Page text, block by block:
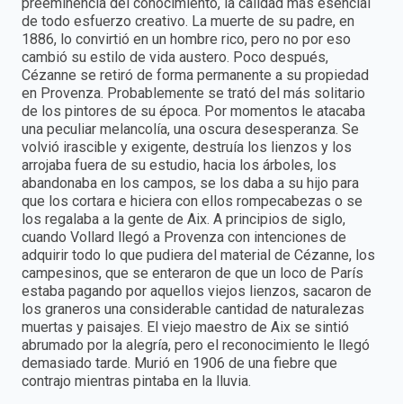
de todo esfuerzo creativo. La muerte de su padre, en
1886, lo convirtió en un hombre rico, pero no por eso
cambió su estilo de vida austero. Poco después,
Cézanne se retiró de forma permanente a su propiedad
en Provenza. Probablemente se trató del más solitario
de los pintores de su época. Por momentos le atacaba
una peculiar melancolía, una oscura desesperanza. Se
volvió irascible y exigente, destruía los lienzos y los
arrojaba fuera de su estudio, hacia los árboles, los
abandonaba en los campos, se los daba a su hijo para
que los cortara e hiciera con ellos rompecabezas o se
los regalaba a la gente de Aix. A principios de siglo,
cuando Vollard llegó a Provenza con intenciones de
adquirir todo lo que pudiera del material de Cézanne, los
campesinos, que se enteraron de que un loco de París
estaba pagando por aquellos viejos lienzos, sacaron de
los graneros una considerable cantidad de naturalezas
muertas y paisajes. El viejo maestro de Aix se sintió
abrumado por la alegría, pero el reconocimiento le llegó
demasiado tarde. Murió en 1906 de una fiebre que
contrajo mientras pintaba en la lluvia.